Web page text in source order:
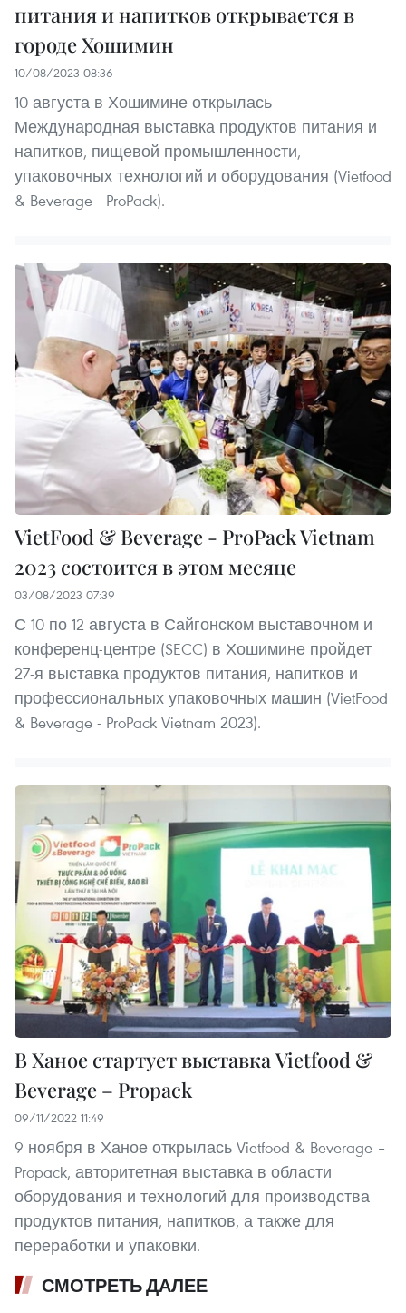
питания и напитков открывается в
городе Хошимин
10/08/2023 08:36
10 августа в Хошимине открылась
Международная выставка продуктов питания и
напитков, пищевой промышленности,
упаковочных технологий и оборудования (Vietfood
& Beverage - ProPack).
VietFood & Beverage - ProPack Vietnam
2023 состоится в этом месяце
03/08/2023 07:39
С 10 по 12 августа в Сайгонском выставочном и
конференц-центре (SECC) в Хошимине пройдет
27-я выставка продуктов питания, напитков и
профессиональных упаковочных машин (VietFood
& Beverage - ProPack Vietnam 2023).
В Ханое стартует выставка Vietfood &
Beverage – Propack
09/11/2022 11:49
9 ноября в Ханое открылась Vietfood & Beverage –
Propack, авторитетная выставка в области
оборудования и технологий для производства
продуктов питания, напитков, а также для
переработки и упаковки.
СМОТРЕТЬ ДАЛЕЕ